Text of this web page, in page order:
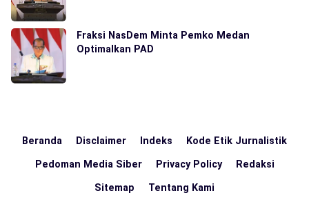
Fraksi NasDem Minta Pemko Medan
Optimalkan PAD
Beranda Disclaimer Indeks Kode Etik Jurnalistik
Pedoman Media Siber Privacy Policy Redaksi
Sitemap Tentang Kami